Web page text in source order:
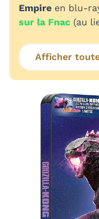
Empire en blu-
sur la Fnac (au
Afficher